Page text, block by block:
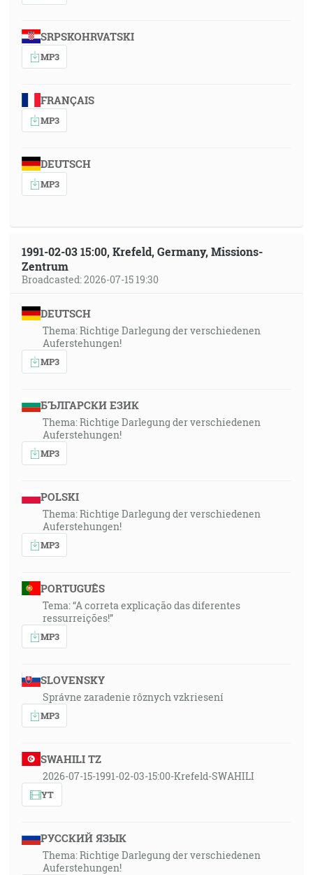
SRPSKOHRVATSKI
MP3
FRANÇAIS
MP3
DEUTSCH
MP3
1991-02-03 15:00, Krefeld, Germany, Missions-
Zentrum
Broadcasted: 2026-07-15 19:30
DEUTSCH
Thema: Richtige Darlegung der verschiedenen
Auferstehungen!
MP3
БЪЛГАРСКИ ЕЗИК
Thema: Richtige Darlegung der verschiedenen
Auferstehungen!
MP3
POLSKI
Thema: Richtige Darlegung der verschiedenen
Auferstehungen!
MP3
PORTUGUÊS
Tema: “A correta explicação das diferentes
ressurreições!”
MP3
SLOVENSKY
Správne zaradenie rôznych vzkriesení
MP3
SWAHILI TZ
2026-07-15-1991-02-03-15:00-Krefeld-SWAHILI
YT
РУССКИЙ ЯЗЫК
Thema: Richtige Darlegung der verschiedenen
Auferstehungen!